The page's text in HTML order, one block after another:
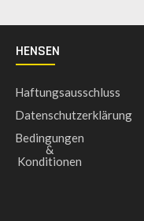
HENSEN
Haftungsausschluss
Datenschutzerklärung
Bedingungen
&
Konditionen